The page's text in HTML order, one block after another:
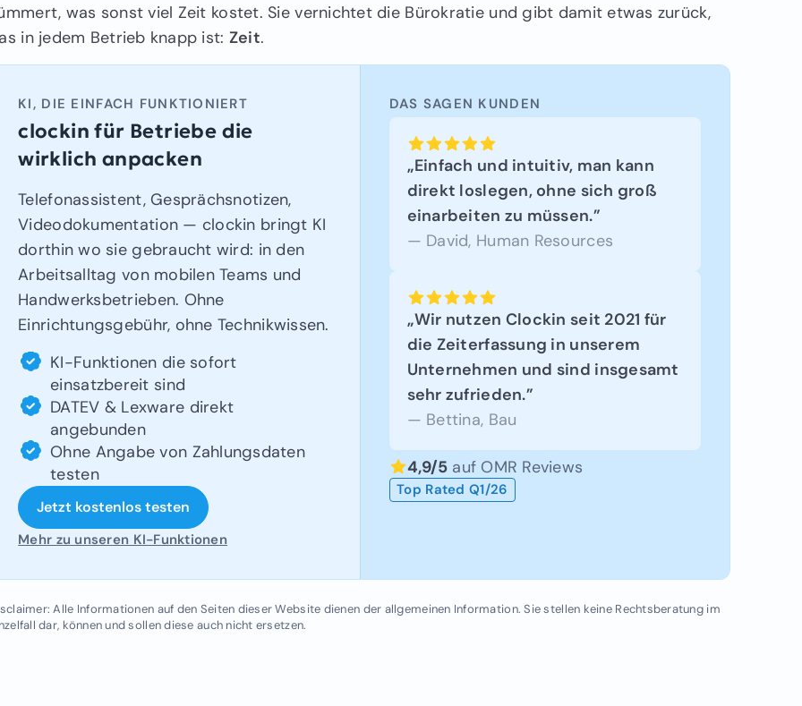
was sonst viel Zeit kostet. Sie vernichtet die Bürokratie und gibt damit etwas zurück,
in jedem Betrieb knapp ist: Zeit.
KI, DIE EINFACH FUNKTIONIERT
clockin für Betriebe die
wirklich anpacken
Telefonassistent, Gesprächsnotizen,
Videodokumentation — clockin bringt KI
dorthin wo sie gebraucht wird: in den
Arbeitsalltag von mobilen Teams und
Handwerksbetrieben. Ohne
Einrichtungsgebühr, ohne Technikwissen.
KI-Funktionen die sofort
einsatzbereit sind
DATEV & Lexware direkt
angebunden
Ohne Angabe von Zahlungsdaten
testen
Jetzt kostenlos testen
Mehr zu unseren KI-Funktionen
DAS SAGEN KUNDEN
„Einfach und intuitiv, man kann
direkt loslegen, ohne sich groß
einarbeiten zu müssen.”
— David, Human Resources
„Wir nutzen Clockin seit 2021 für
die Zeiterfassung in unserem
Unternehmen und sind insgesamt
sehr zufrieden.”
— Bettina, Bau
4,9/5 auf OMR Reviews
Top Rated Q1/26
Alle Informationen auf den Seiten dieser Website dienen der allgemeinen Information. Sie stellen keine Rechtsberatung im
dar, können und sollen diese auch nicht ersetzen.